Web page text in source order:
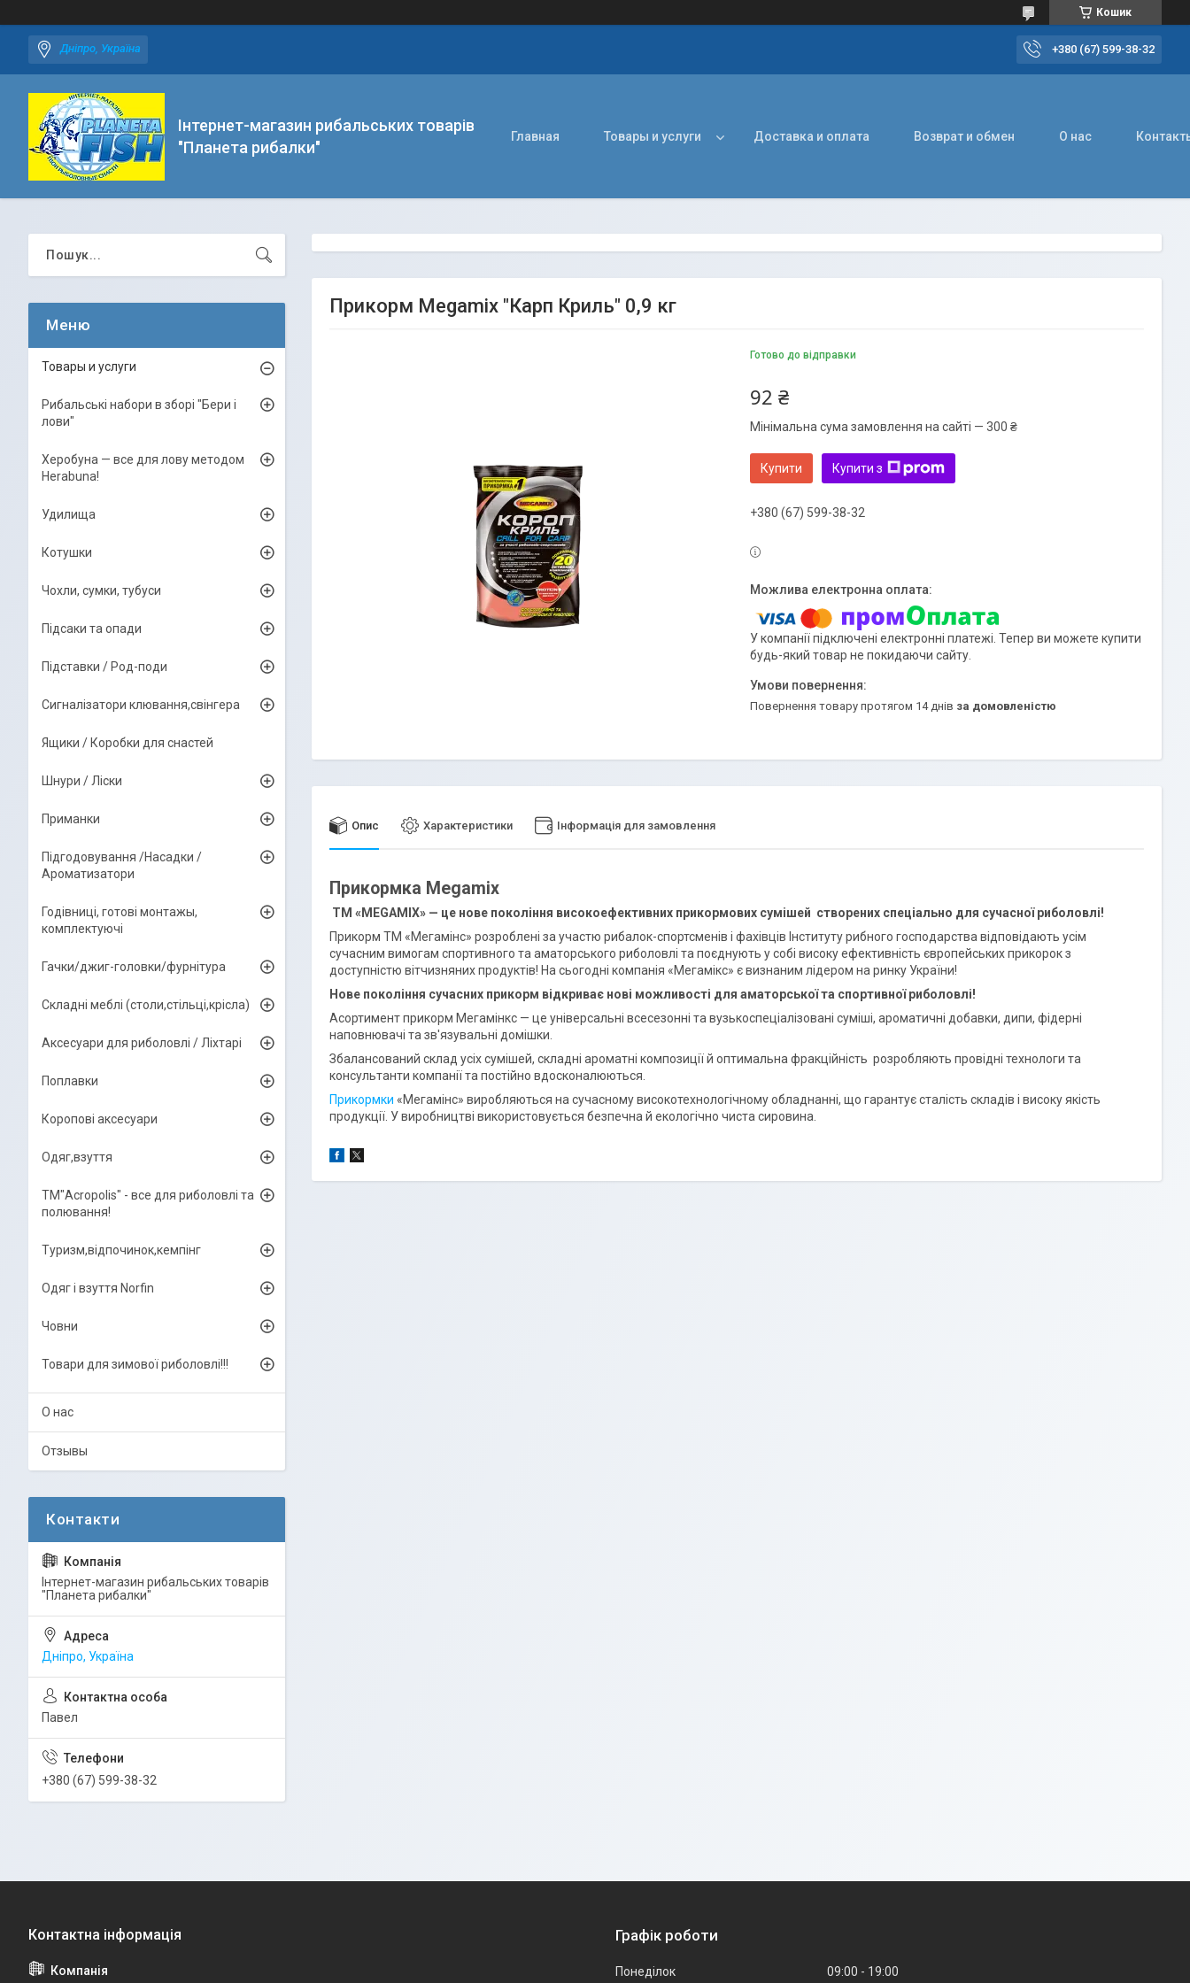
Кошик
Дніпро, Україна +380 (67) 599-38-32
Інтернет-магазин рибальських товарів
"Планета рибалки"
Главная Товары и услуги Доставка и оплата Возврат и обмен О нас
Прикорм Megamix "Карп Криль" 0,9 кг
Готово до відправки
92 ₴
Мінімальна сума замовлення на сайті — 300 ₴
Купити Купити з
+380 (67) 599-38-32
У компанії підключені електронні платежі. Тепер ви можете купити
будь-який товар не покидаючи сайту.
повернення товару протягом 14 днів за домовленістю
Опис Характеристики Інформація для замовлення
Прикормка Megamix
ТМ «MEGAMIX» — це нове покоління високоефективних прикормових сумішей створених спеціально для сучасної риболовлі!
Прикорм ТМ «Мегамінс» розроблені за участю рибалок-спортсменів і фахівців Інституту рибного господарства відповідають усім
сучасним вимогам спортивного та аматорського риболовлі та поєднують у собі високу ефективність європейських прикорок з
доступністю вітчизняних продуктів! На сьогодні компанія «Мегамікс» є визнаним лідером на ринку України!
Нове покоління сучасних прикорм відкриває нові можливості для аматорської та спортивної риболовлі!
Асортимент прикорм Мегамінкс — це універсальні всесезонні та вузькоспеціалізовані суміші, ароматичні добавки, дипи, фідерні
наповнювачі та зв'язувальні домішки.
Збалансований склад усіх сумішей, складні ароматні композиції й оптимальна фракційність розробляють провідні технологи та
консультанти компанії та постійно вдосконалюються.
Прикормки «Мегамінс» виробляються на сучасному високотехнологічному обладнанні, що гарантує сталість складів і високу якість
продукції. У виробництві використовується безпечна й екологічно чиста сировина.
Товары и услуги
Рибальські набори в зборі "Бери і
лови"
Херобуна — все для лову методом
Herabuna!
Удилища
Котушки
Чохли, сумки, тубуси
Підсаки та опади
Підставки / Род-поди
Сигналізатори клювання,свінгера
Ящики / Коробки для снастей
Шнури / Ліски
Приманки
Підгодовування /Насадки /
Ароматизатори
Годівниці, готові монтажы,
комплектуючі
Гачки/джиг-головки/фурнітура
Складні меблі (столи,стільці,крісла)
Аксесуари для риболовлі / Ліхтарі
Поплавки
Коропові аксесуари
Одяг,взуття
ТМ"Acropolis" - все для риболовлі та
полювання!
Туризм,відпочинок,кемпінг
Одяг і взуття Norfin
Човни
Товари для зимової риболовлі!!!
О нас
Отзывы
Інтернет-магазин рибальських товарів
"Планета рибалки"
Дніпро, Україна
Павел
+380 (67) 599-38-32
Графік роботи
Понеділок 09:00 19:00